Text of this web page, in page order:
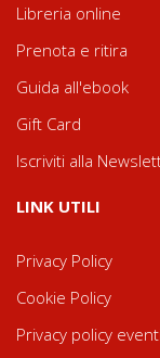
Libreria online
Prenota e ritira
Guida all'ebook
Gift Card
Iscriviti alla
LINK UTILI
Privacy Policy
Cookie Policy
Privacy policy